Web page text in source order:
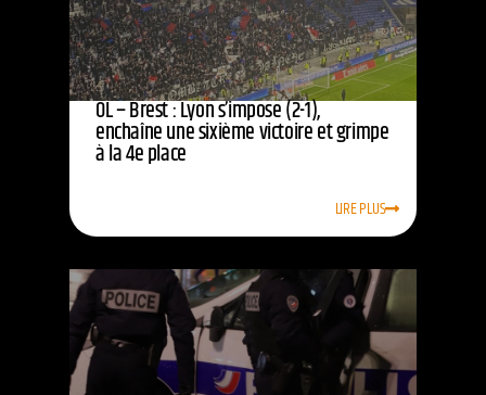
OL – Brest : Lyon s’impose (2-1),
enchaîne une sixième victoire et grimpe
à la 4e place
LIRE PLUS